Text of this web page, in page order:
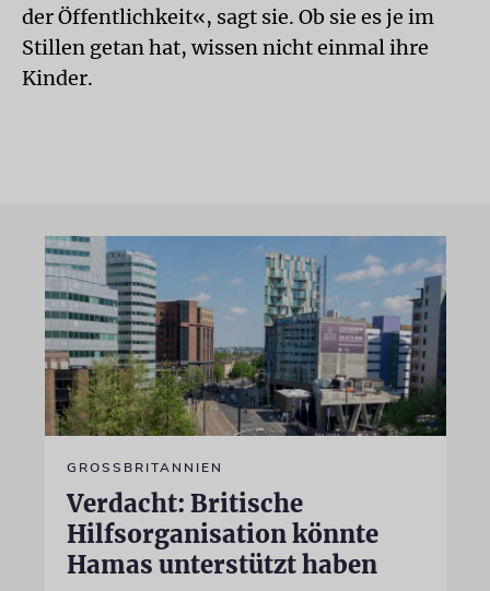
der Öffentlichkeit«, sagt sie. Ob sie es je im
Stillen getan hat, wissen nicht einmal ihre
Kinder.
GROSSBRITANNIEN
Verdacht: Britische
Hilfsorganisation könnte
Hamas unterstützt haben